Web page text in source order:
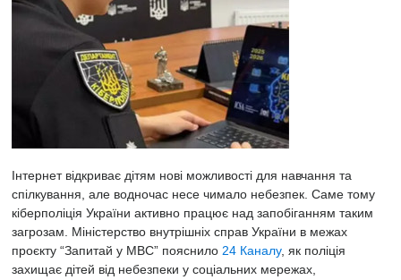
Інтернет відкриває дітям нові можливості для навчання та
спілкування, але водночас несе чимало небезпек. Саме тому
кіберполіція України активно працює над запобіганням таким
загрозам. Міністерство внутрішніх справ України в межах
проєкту “Запитай у МВС” пояснило 24 Каналу, як поліція
захищає дітей від небезпеки у соціальних мережах,